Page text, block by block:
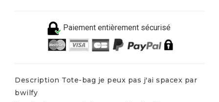
Paiement entièrement sécurisé
Description Tote-bag je peux pas j'ai spacex par
bwilfy